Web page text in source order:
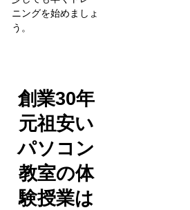
ニングを始めましょ
う。
創業30年
元祖安い
パソコン
教室の体
験授業は